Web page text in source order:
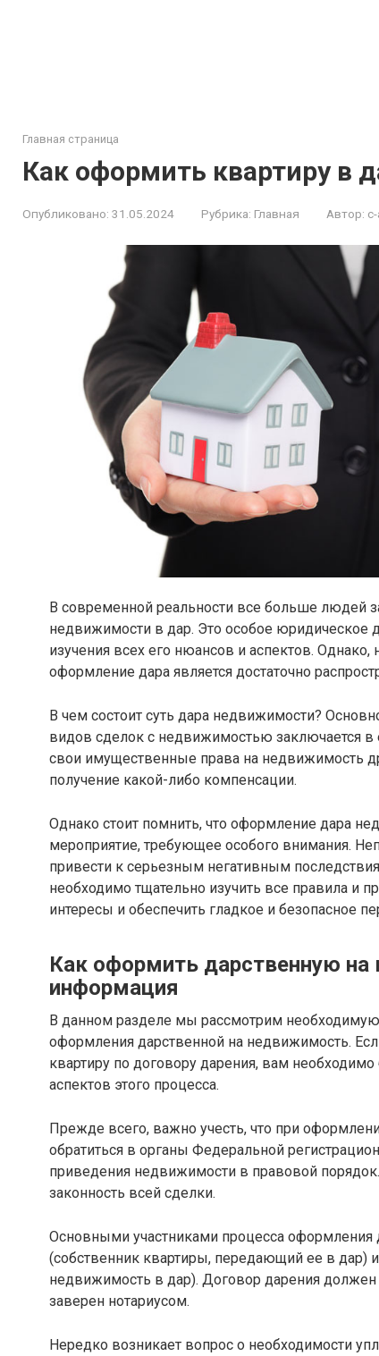
Главная страница
Как оформить квартиру в
Опубликовано: 31.05.2024 Рубрика: Главная Автор:
В современной реальности все больше людей
недвижимости в дар. Это особое юридическое
изучения всех его нюансов и аспектов.
оформление дара является достаточно
В чем состоит суть дара недвижимости?
видов сделок с недвижимостью заключается
свои имущественные права на недвижимость
получение какой-либо компенсации.
Однако стоит помнить, что оформление дара
мероприятие, требующее особого внимания.
привести к серьезным негативным
необходимо тщательно изучить все правила и
интересы и обеспечить гладкое и безопасное
Как оформить дарственную на
информация
В данном разделе мы рассмотрим
оформления дарственной на недвижимость.
квартиру по договору дарения, вам
аспектов этого процесса.
Прежде всего, важно учесть, что при
обратиться в органы Федеральной
приведения недвижимости в правовой порядок.
законность всей сделки.
Основными участниками процесса оформления
(собственник квартиры, передающий ее в дар)
недвижимость в дар). Договор дарения
заверен нотариусом.
Нередко возникает вопрос о необходимости